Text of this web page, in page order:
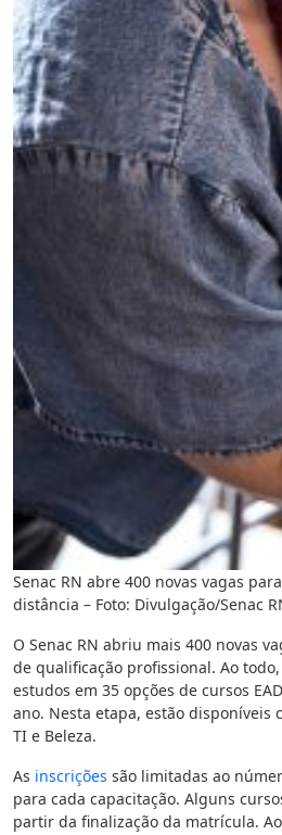
Senac RN abre 400 novas vagas
distância – Foto: Divulgação/Senac
O Senac RN abriu mais 400 novas
de qualificação profissional. Ao
estudos em 35 opções de cursos
ano. Nesta etapa, estão disponíveis
TI e Beleza.
As inscrições são limitadas ao
para cada capacitação. Alguns
partir da finalização da matrícula.